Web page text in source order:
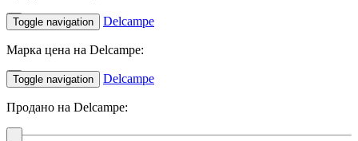
Toggle navigation Delcampe
Марка цена на Delcampe:
Toggle navigation Delcampe
Продано на Delcampe: